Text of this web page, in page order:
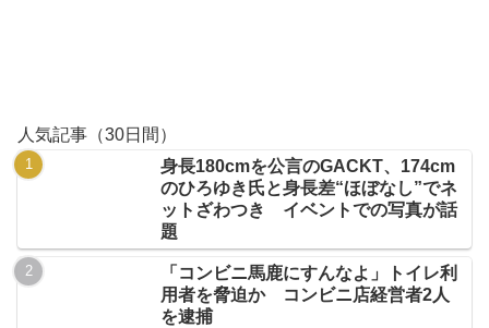
人気記事（30日間）
身長180cmを公言のGACKT、174cm
のひろゆき氏と身長差“ほぼなし”でネ
ットざわつき イベントでの写真が話
題
「コンビニ馬鹿にすんなよ」トイレ利
用者を脅迫か コンビニ店経営者2人
を逮捕